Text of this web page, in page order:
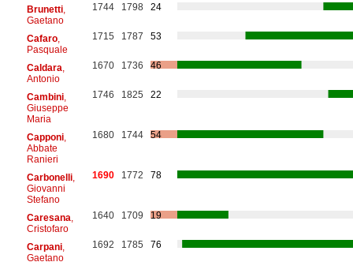
Brunetti,
Gaetano
1744 1798 24
Cafaro,
Pasquale
1715 1787 53
Caldara
Antonio
1670 1736 46
Cambini,
Giuseppe
Maria
1746 1825 22
Capponi,
Abbate
Ranieri
1680 1744 54
Carbonelli,
Giovanni
Stefano
1690 1772 78
Caresana
Cristofaro
1640 1709 19
Carpani,
Gaetano
1692 1785 76